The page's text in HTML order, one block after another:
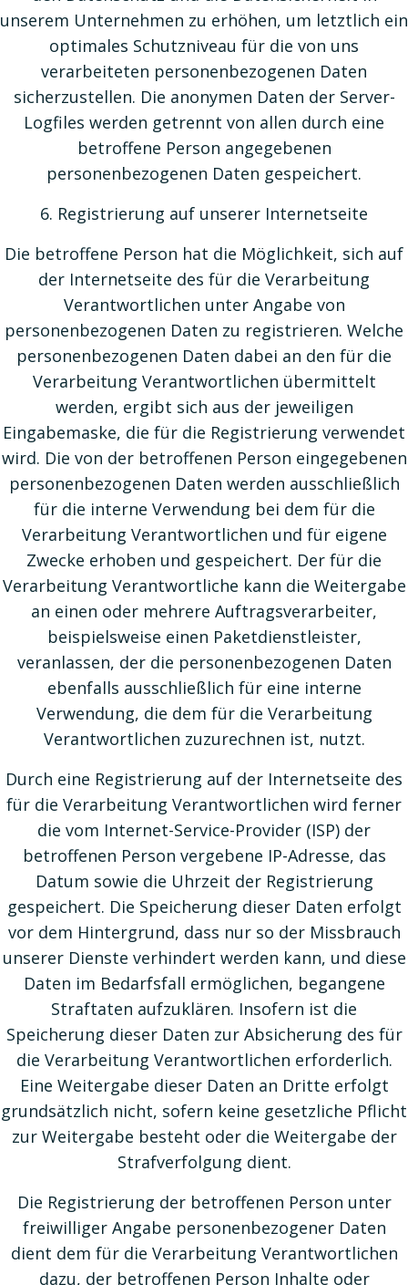
unserem Unternehmen zu erhöhen, um letztlich ein
optimales Schutzniveau für die von uns
verarbeiteten personenbezogenen Daten
sicherzustellen. Die anonymen Daten der Server-
Logfiles werden getrennt von allen durch eine
betroffene Person angegebenen
personenbezogenen Daten gespeichert.
6. Registrierung auf unserer Internetseite
Die betroffene Person hat die Möglichkeit, sich auf
der Internetseite des für die Verarbeitung
Verantwortlichen unter Angabe von
personenbezogenen Daten zu registrieren. Welche
personenbezogenen Daten dabei an den für die
Verarbeitung Verantwortlichen übermittelt
werden, ergibt sich aus der jeweiligen
Eingabemaske, die für die Registrierung verwendet
wird. Die von der betroffenen Person eingegebenen
personenbezogenen Daten werden ausschließlich
für die interne Verwendung bei dem für die
Verarbeitung Verantwortlichen und für eigene
Zwecke erhoben und gespeichert. Der für die
Verarbeitung Verantwortliche kann die Weitergabe
an einen oder mehrere Auftragsverarbeiter,
beispielsweise einen Paketdienstleister,
veranlassen, der die personenbezogenen Daten
ebenfalls ausschließlich für eine interne
Verwendung, die dem für die Verarbeitung
Verantwortlichen zuzurechnen ist, nutzt.
Durch eine Registrierung auf der Internetseite des
für die Verarbeitung Verantwortlichen wird ferner
die vom Internet-Service-Provider (ISP) der
betroffenen Person vergebene IP-Adresse, das
Datum sowie die Uhrzeit der Registrierung
gespeichert. Die Speicherung dieser Daten erfolgt
vor dem Hintergrund, dass nur so der Missbrauch
unserer Dienste verhindert werden kann, und diese
Daten im Bedarfsfall ermöglichen, begangene
Straftaten aufzuklären. Insofern ist die
Speicherung dieser Daten zur Absicherung des für
die Verarbeitung Verantwortlichen erforderlich.
Eine Weitergabe dieser Daten an Dritte erfolgt
grundsätzlich nicht, sofern keine gesetzliche Pflicht
zur Weitergabe besteht oder die Weitergabe der
Strafverfolgung dient.
Die Registrierung der betroffenen Person unter
freiwilliger Angabe personenbezogener Daten
dient dem für die Verarbeitung Verantwortlichen
dazu, der betroffenen Person Inhalte oder